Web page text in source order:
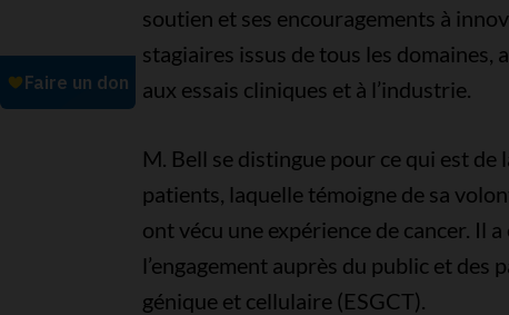
soutien et ses encouragements à
stagiaires issus de tous les domaines,
aux essais cliniques et à l’industrie.
M. Bell se distingue pour ce qui est
patients, laquelle témoigne de sa
ont vécu une expérience de cancer. Il
l’engagement auprès du public et
génique et cellulaire (ESGCT).